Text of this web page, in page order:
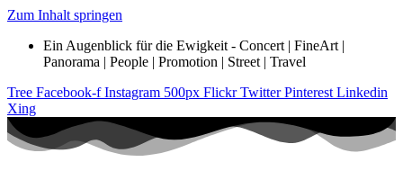
Zum Inhalt springen
Ein Augenblick für die Ewigkeit - Concert | FineArt |
Panorama | People | Promotion | Street | Travel
Tree Facebook-f Instagram 500px Flickr Twitter Pinterest Linkedin
Xing